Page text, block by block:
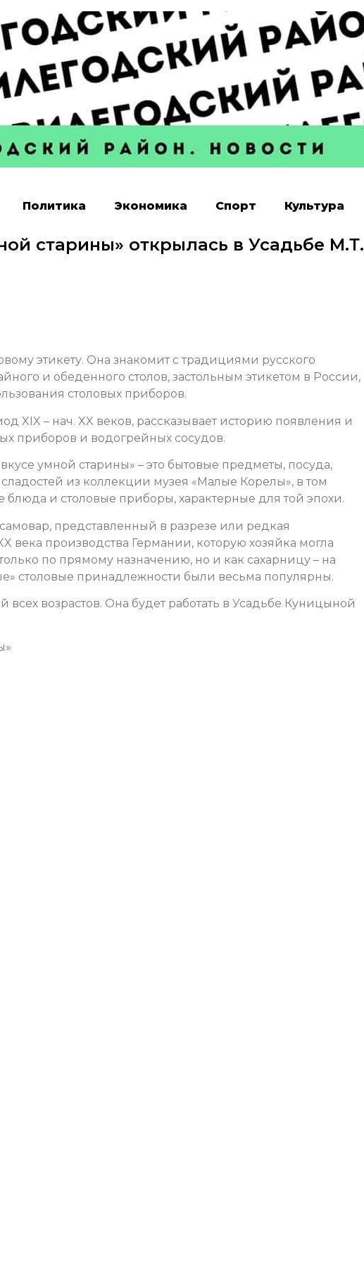
Политика Экономика Спорт Культура
старины» открылась в Усадьбе М.Т.
этикету. Она знакомит с традициями русского
и обеденного столов, застольным этикетом в России,
столовых приборов.
XIX – нач. XX веков, рассказывает историю появления и
приборов и водогрейных сосудов.
умной старины» – это бытовые предметы, посуда,
из коллекции музея «Малые Корелы», в том
и столовые приборы, характерные для той эпохи.
представленный в разрезе или редкая
века производства Германии, которую хозяйка могла
по прямому назначению, но и как сахарницу – на
столовые принадлежности были весьма популярны.
всех возрастов. Она будет работать в Усадьбе Куницыной